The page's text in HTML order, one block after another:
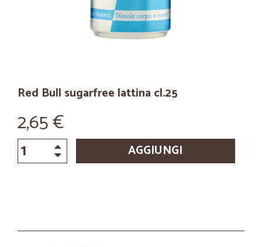
Red Bull sugarfree lattina cl.25
2,65 €
AGGIUNGI